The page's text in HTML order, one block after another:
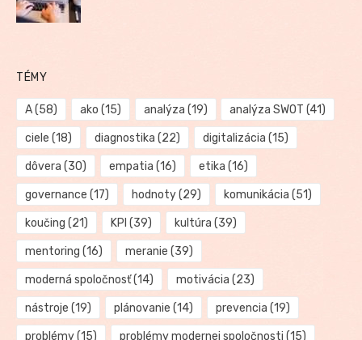
TÉMY
A(58) ako (15) analýza (19) analýza SWOT (41)
ciele (18) diagnostika (22) digitalizácia (15)
dôvera (30) empatia (16) etika (16)
governance (17) hodnoty(29) komunikácia (51)
koučing (21) KPI (39) kultúra (39)
mentoring (16) meranie (39)
moderná spoločnosť(14) motivácia (23)
nástroje (19) plánovanie (14) prevencia (19)
problémy(15) problémy modernej spoločnosti (15)